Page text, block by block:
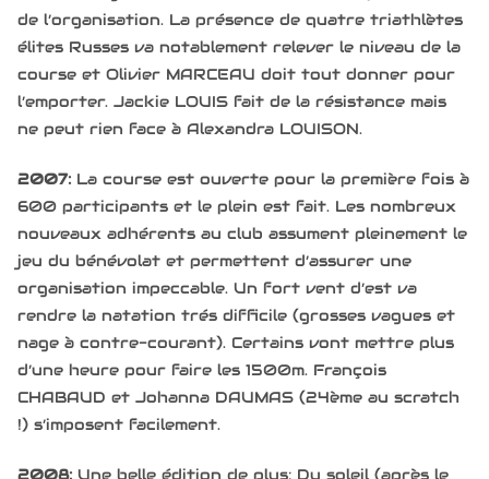
de l’organisation. La présence de quatre triathlètes
élites Russes va notablement relever le niveau de la
course et Olivier MARCEAU doit tout donner pour
l’emporter. Jackie LOUIS fait de la résistance mais
ne peut rien face à Alexandra LOUISON.
2007: La course est ouverte pour la première fois à
600 participants et le plein est fait. Les nombreux
nouveaux adhérents au club assument pleinement le
jeu du bénévolat et permettent d’assurer une
organisation impeccable. Un fort vent d’est va
rendre la natation trés difficile (grosses vagues et
nage à contre-courant). Certains vont mettre plus
d’une heure pour faire les 1500m. François
CHABAUD et Johanna DAUMAS (24ème au scratch
!) s’imposent facilement.
2008: Une belle édition de plus: Du soleil (après le